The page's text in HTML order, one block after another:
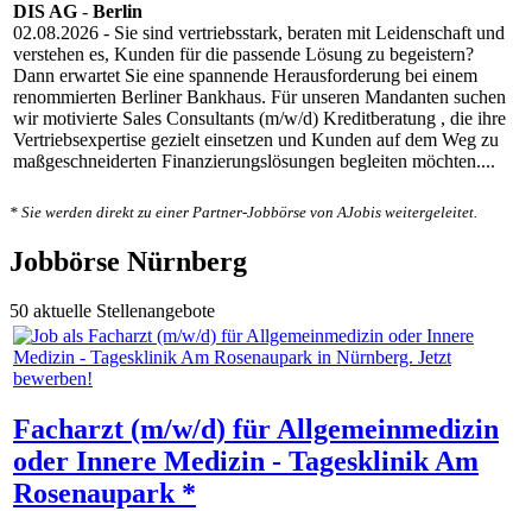
DIS AG - Berlin
02.08.2026 - Sie sind vertriebsstark, beraten mit Leidenschaft und
verstehen es, Kunden für die passende Lösung zu begeistern?
Dann erwartet Sie eine spannende Herausforderung bei einem
renommierten Berliner Bankhaus. Für unseren Mandanten suchen
wir motivierte Sales Consultants (m/w/d) Kreditberatung , die ihre
Vertriebsexpertise gezielt einsetzen und Kunden auf dem Weg zu
maßgeschneiderten Finanzierungslösungen begleiten möchten....
* Sie werden direkt zu einer Partner-Jobbörse von AJobis weitergeleitet.
Jobbörse Nürnberg
50 aktuelle Stellenangebote
Facharzt (m/w/d) für Allgemeinmedizin
oder Innere Medizin - Tagesklinik Am
Rosenaupark *